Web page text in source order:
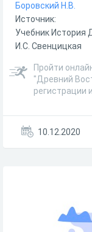
Боровский Н.В.
Источник:
Учебник История
И.С. Свенцицкая
Пройти
"Древний
регистрации
10.12.2020